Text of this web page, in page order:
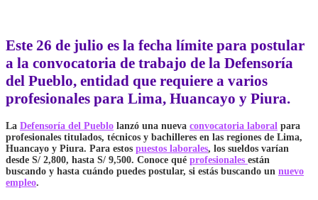
Este 26 de julio es la fecha límite para postular
a la convocatoria de trabajo de la Defensoría
del Pueblo, entidad que requiere a varios
profesionales para Lima, Huancayo y Piura.
La Defensoría del Pueblo lanzó una nueva convocatoria laboral para
profesionales titulados, técnicos y bachilleres en las regiones de Lima,
Huancayo y Piura. Para estos puestos laborales, los sueldos varían
desde S/ 2,800, hasta S/ 9,500. Conoce qué profesionales están
buscando y hasta cuándo puedes postular, si estás buscando un nuevo
empleo.